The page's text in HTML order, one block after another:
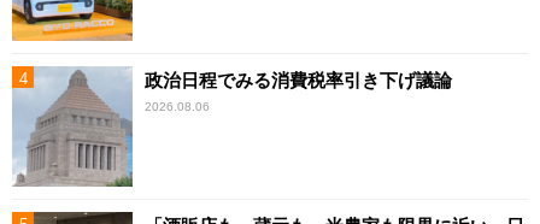
政治日程でみる消費税率引き下げ議論
2026.08.06